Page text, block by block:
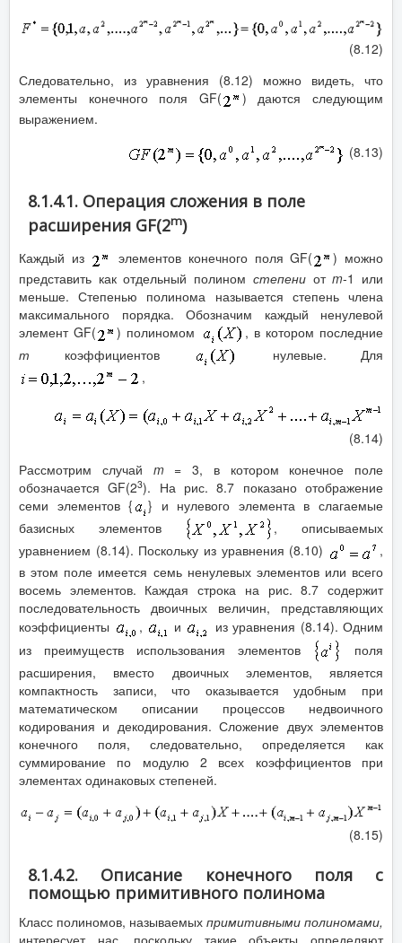
(8.12)
Следовательно, из уравнения (8.12) можно видеть, что
элементы конечного поля GF(
) даются следующим
выражением.
(8.13)
8.1.4.1. Операция сложения в поле
расширения GF(2m)
Каждый из элементов конечного поля GF(
) можно
представить как отдельный полином степени отm-1 или
меньше. Степенью полинома называется степень члена
максимального порядка. Обозначим каждый ненулевой
элемент GF(
) полиномом
, в котором последние
т коэффициентов
нулевые. Для
,
(8.14)
Рассмотрим случай m= 3, в котором конечное поле
обозначается GF(23). На рис. 8.7 показано отображение
семи элементов {
} и нулевого элемента в слагаемые
базисных элементов
, описываемых
уравнением (8.14). Поскольку из уравнения (8.10)
,
в этом поле имеется семь ненулевых элементов или всего
восемь элементов. Каждая строка на рис. 8.7 содержит
последовательность двоичных величин, представляющих
коэффициенты
, и
из уравнения (8.14). Одним
из преимуществ использования элементов
поля
расширения, вместо двоичных элементов, является
компактность записи, что оказывается удобным при
математическом описании процессов недвоичного
кодирования и декодирования. Сложение двух элементов
конечного поля, следовательно, определяется как
суммирование по модулю 2 всех коэффициентов при
элементах одинаковых степеней.
(8.15)
8.1.4.2. Описание конечного поля с
помощью примитивного полинома
Класс полиномов, называемых примитивными полиномами,